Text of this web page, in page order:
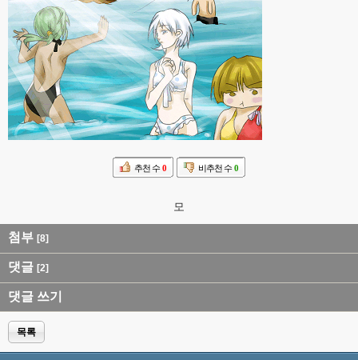
추천 수 0 비추천 수 0
모
첨부 [8]
댓글 [2]
댓글 쓰기
목록